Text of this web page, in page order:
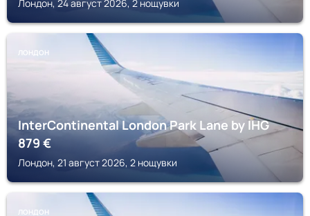
Лондон, 24 август 2026, 2 нощувки
ЛОНДОН
InterContinental London Park Lane by IHG
879€
Лондон, 21 август 2026, 2 нощувки
ЛОНДОН